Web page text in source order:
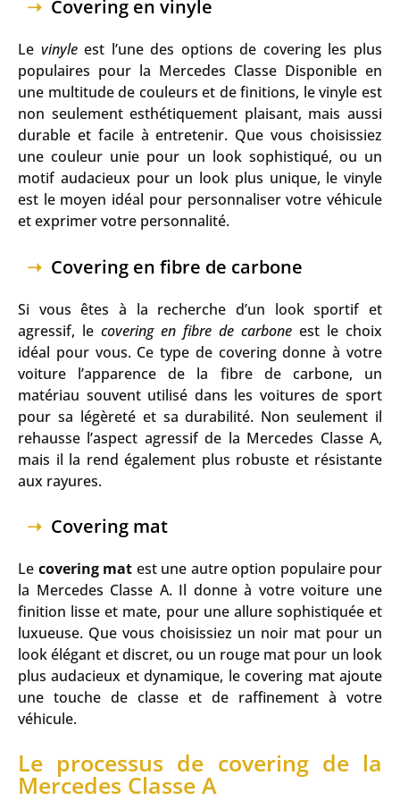
Covering en vinyle
Le vinyleest l’une des options de covering les plus
populaires pour la Mercedes Classe Disponible en
une multitude de couleurs et de finitions, le vinyle est
non seulement esthétiquement plaisant, mais aussi
durable et facile à entretenir. Que vous choisissiez
une couleur unie pour un look sophistiqué, ou un
motif audacieux pour un look plus unique, le vinyle
est le moyen idéal pour personnaliser votre véhicule
et exprimer votre personnalité.
Covering en fibre de carbone
Si vous êtes à la recherche d’un look sportif et
agressif, le covering en fibre de carbone est le choix
idéal pour vous. Ce type de covering donne à votre
voiture l’apparence de la fibre de carbone, un
matériau souvent utilisé dans les voitures de sport
pour sa légèreté et sa durabilité. Non seulement il
rehausse l’aspect agressif de la Mercedes Classe A,
mais il la rend également plus robuste et résistante
aux rayures.
Covering mat
Le covering mat est une autre option populaire pour
la Mercedes Classe A. Il donne à votre voiture une
finition lisse et mate, pour une allure sophistiquée et
luxueuse. Que vous choisissiez un noir mat pour un
look élégant et discret, ou un rouge mat pour un look
plus audacieux et dynamique, le covering mat ajoute
une touche de classe et de raffinement à votre
véhicule.
Le processus de covering de la
Mercedes Classe A